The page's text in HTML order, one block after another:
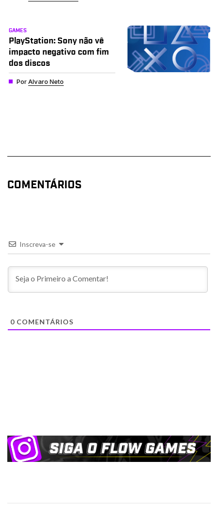
GAMES
PlayStation: Sony não vê
impacto negativo com fim
dos discos
PorAlvaro Neto
COMENTÁRIOS
Inscreva-se
0 COMENTÁRIOS